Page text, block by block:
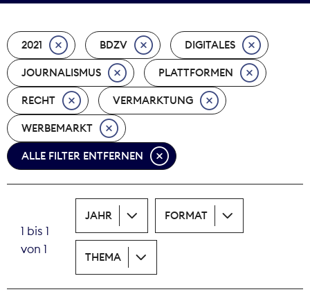
Nachhaltigkeit
Nachwuchs
Nova Award
Pressefreiheit
Print
Recht
Tarifpolitik
Theodor-Wolff-Preis
2021 BDZV DIGITALES
JOURNALISMUS PLATTFORMEN
RECHT VERMARKTUNG
WERBEMARKT
ALLE FILTER ENTFERNEN
1 bis 1
von 1
JAHR FORMAT
THEMA